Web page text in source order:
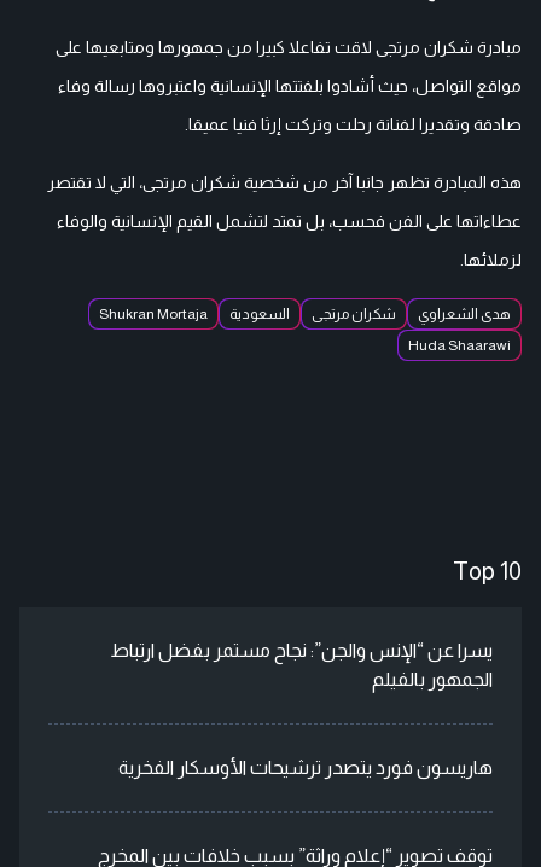
مبادرة شكران مرتجى لاقت تفاعلا كبيرا من جمهورها ومتابعيها على
مواقع التواصل، حيث أشادوا بلفتتها الإنسانية واعتبروها رسالة وفاء
صادقة وتقديرا لفنانة رحلت وتركت إرثا فنيا عميقا.
هذه المبادرة تظهر جانبا آخر من شخصية شكران مرتجى، التي لا تقتصر
عطاءاتها على الفن فحسب، بل تمتد لتشمل القيم الإنسانية والوفاء
لزملائها.
هدى الشعراوي شكران مرتجى السعودية
Shukran Mortaja
Huda Shaarawi
Top 10
يسرا عن “الإنس والجن”: نجاح مستمر بفضل ارتباط
الجمهور بالفيلم
هاريسون فورد يتصدر ترشيحات الأوسكار الفخرية
توقف تصوير “إعلام وراثة” بسبب خلافات بين المخرج